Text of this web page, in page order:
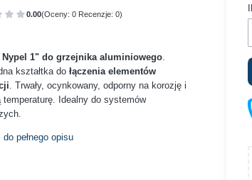
0.00(Oceny: 0 Recenzje: 0)
Przejdź do sekcji Opinie
Nypel 1" do grzejnika aluminiowego.
kształtka dołączenia elementów
. Trwały, ocynkowany, odporny na korozję i
temperaturę. Idealny do systemów
do pełnego opisu